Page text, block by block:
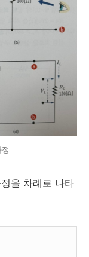
을 차례로 나타